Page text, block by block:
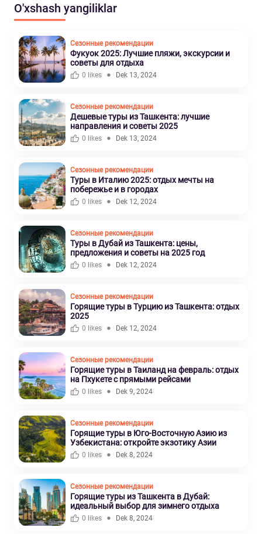
O'xshash yangiliklar
Сезонные рекомендации
Фукуок 2025: Лучшие пляжи, экскурсии и
советы для отдыха
0 likes Dek 13, 2024
Сезонные рекомендации
Дешевые туры из Ташкента: лучшие
направления и советы 2025
0 likes Dek 13, 2024
Сезонные рекомендации
Туры в Италию 2025: отдых мечты на
побережье и в городах
0 likes Dek 12, 2024
Сезонные рекомендации
Туры в Дубай из Ташкента: цены,
предложения и советы на 2025 год
0 likes Dek 12, 2024
Сезонные рекомендации
Горящие туры в Турцию из Ташкента: отдых
2025
0 likes Dek 12, 2024
Сезонные рекомендации
Горящие туры в Таиланд на февраль: отдых
на Пхукете с прямыми рейсами
0 likes Dek 9, 2024
Сезонные рекомендации
Горящие туры в Юго-Восточную Азию из
Узбекистана: откройте экзотику Азии
0 likes Dek 8, 2024
Сезонные рекомендации
Горящие туры из Ташкента в Дубай:
идеальный выбор для зимнего отдыха
0 likes Dek 8, 2024